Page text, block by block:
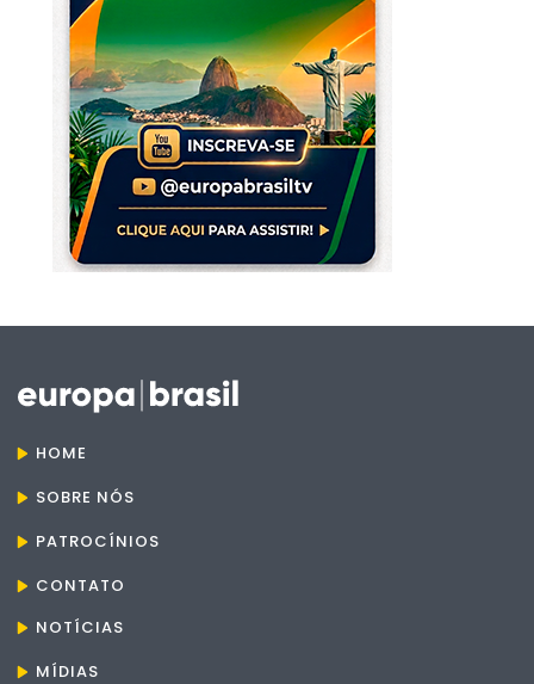
HOME
SOBRE NÓS
PATROCÍNIOS
CONTATO
NOTÍCIAS
MÍDIAS